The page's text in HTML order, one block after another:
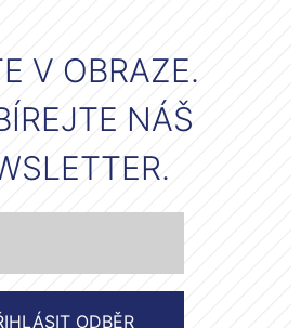
V OBRAZE.
NÁŠ